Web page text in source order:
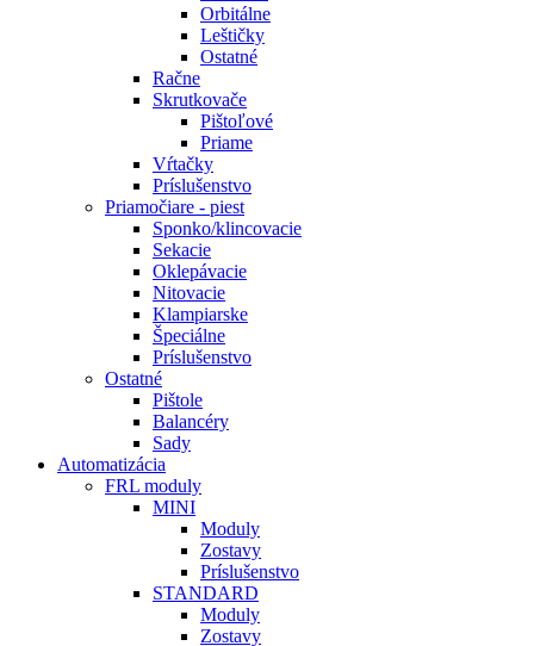
Orbitálne
Leštičky
Ostatné
Račne
Skrutkovače
Pištoľové
Priame
Vŕtačky
Príslušenstvo
Priamočiare - piest
Sponko/klincovacie
Sekacie
Oklepávacie
Nitovacie
Klampiarske
Špeciálne
Príslušenstvo
Ostatné
Pištole
Balancéry
Sady
Automatizácia
FRL moduly
MINI
Moduly
Zostavy
Príslušenstvo
STANDARD
Moduly
Zostavy